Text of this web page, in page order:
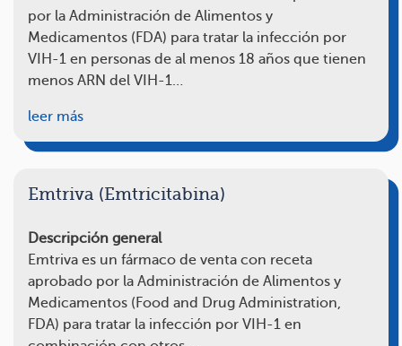
por la Administración de Alimentos y
Medicamentos (FDA) para tratar la infección por
VIH-1 en personas de al menos 18 años que tienen
menos ARN del VIH-1…
leer más
Emtriva (Emtricitabina)
Descripción general
Emtriva es un fármaco de venta con receta
aprobado por la Administración de Alimentos y
Medicamentos (Food and Drug Administration,
FDA) para tratar la infección por VIH-1 en